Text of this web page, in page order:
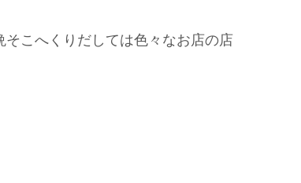
こへくりだしては色々なお店の店